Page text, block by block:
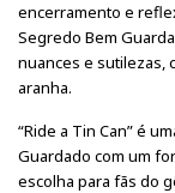
encerramento e
Segredo Bem
nuances e sutilezas,
aranha.
“Ride a Tin Can” é
Guardado com um
escolha para fãs do